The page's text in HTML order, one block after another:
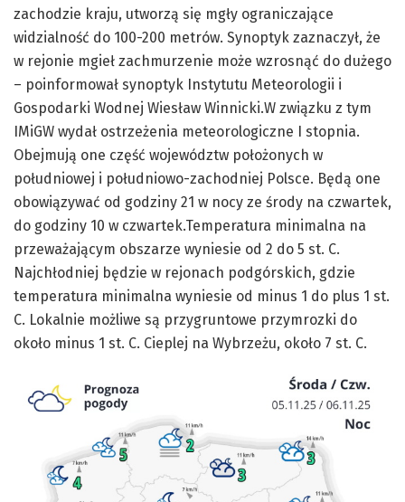
zachodzie kraju, utworzą się mgły ograniczające
widzialność do 100-200 metrów. Synoptyk zaznaczył, że
w rejonie mgieł zachmurzenie może wzrosnąć do dużego
– poinformował synoptyk Instytutu Meteorologii i
Gospodarki Wodnej Wiesław Winnicki.W związku z tym
IMiGW wydał ostrzeżenia meteorologiczne I stopnia.
Obejmują one część województw położonych w
południowej i południowo-zachodniej Polsce. Będą one
obowiązywać od godziny 21 w nocy ze środy na czwartek,
do godziny 10 w czwartek.Temperatura minimalna na
przeważającym obszarze wyniesie od 2 do 5 st. C.
Najchłodniej będzie w rejonach podgórskich, gdzie
temperatura minimalna wyniesie od minus 1 do plus 1 st.
C. Lokalnie możliwe są przygruntowe przymrozki do
około minus 1 st. C. Cieplej na Wybrzeżu, około 7 st. C.